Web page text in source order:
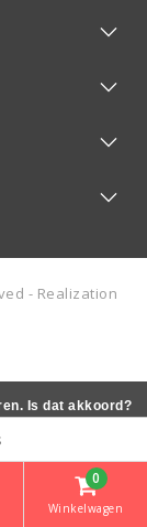
- Realization
0
Winkelwagen
Is dat akkoord?
»